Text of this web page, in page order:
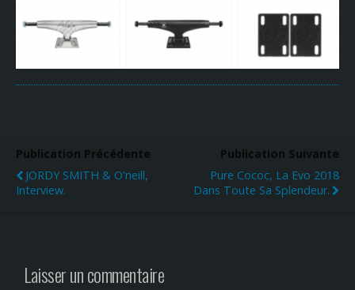
Publication Précédente
JORDY SMITH & O'neill,
Interview.
Publication Suivante
Pure Cococ, La Evo 2018
Dans Toute Sa Splendeur.
Laisser un commentaire